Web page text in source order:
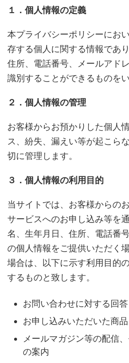
１．個人情報の定義
本プライバシーポリシーにお
存する個人に関する情報であ
住所、電話番号、メールアド
識別することができるものをい
２．個人情報の管理
お客様からお預かりした個人
ス、紛失、漏えい等が起こら
切に管理します。
３．個人情報の利用目的
当サイトでは、お客様からの
サービスへのお申し込み等を
名、生年月日、住所、電話番
の個人情報をご提供いただく
場合は、以下に示す利用目的
するものと致します。
お問い合わせに対する回答
お申し込みいただいた商
メールマガジン等の配信
の案内